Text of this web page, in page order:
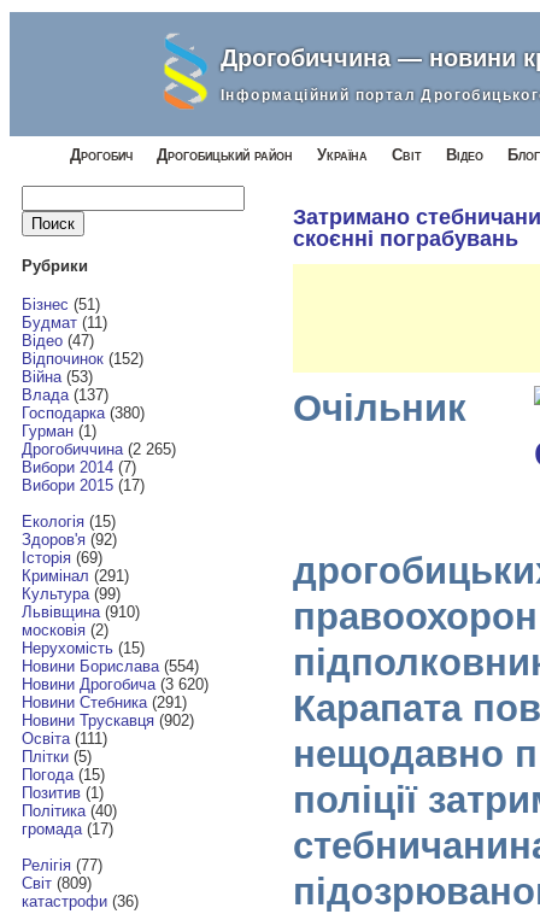
Дрогобиччина — новини
Інформаційний портал
Дрогобич Дрогобицький район Україна Світ Відео
Найти:
Рубрики
Бізнес (51)
Будмат(11)
Відео(47)
Відпочинок(152)
Війна(53)
Влада(137)
Господарка(380)
Гурман(1)
Дрогобиччина(2 265)
Вибори 2014(7)
Вибори 2015(17)
Екологія(15)
Здоров'я(92)
Історія(69)
Кримінал (291)
Культура(99)
Львівщина(910)
московія(2)
Нерухомість(15)
Новини Борислава(554)
Новини Дрогобича(3 620)
Новини Стебника(291)
Новини Трускавця(902)
Освіта(111)
Плітки(5)
Погода(15)
Позитив(1)
Політика(40)
громада(17)
Релігія(77)
Світ(809)
катастрофи(36)
Затримано
скоєнні пограбувань
Очільник
Карапата
нещодавно
поліції